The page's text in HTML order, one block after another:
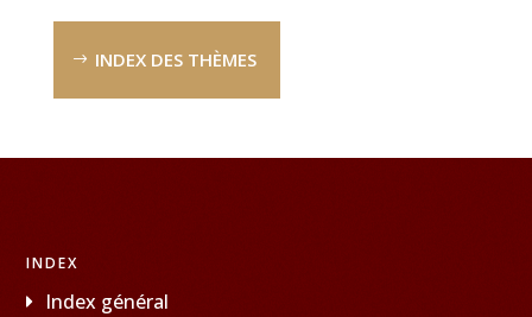
INDEX DES THÈMES
INDEX
Index général